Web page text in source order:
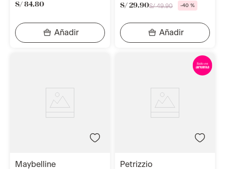
S/ 84.80
Pink
S/ 29.90S/ 49.90 -40 %
maybelline petrizzio